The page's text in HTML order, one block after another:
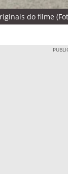
do filme